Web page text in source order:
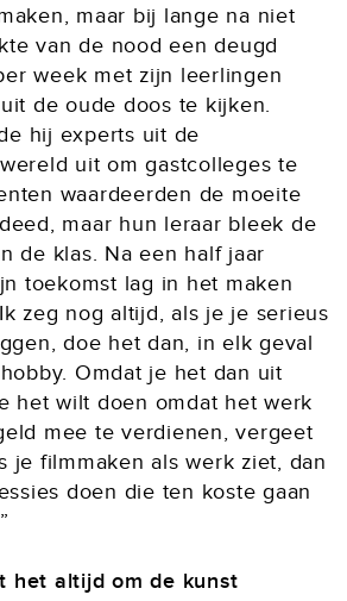
maar bij lange na niet
van de nood een deugd
week met zijn leerlingen
de oude doos te kijken.
hij experts uit de
uit om gastcolleges te
waardeerden de moeite
maar hun leraar bleek de
de klas. Na een half jaar
toekomst lag in het maken
zeg nog altijd, als je je serieus
doe het dan, in elk geval
Omdat je het dan uit
het wilt doen omdat het werk
mee te verdienen, vergeet
je filmmaken als werk ziet, dan
doen die ten koste gaan
het altijd om de kunst